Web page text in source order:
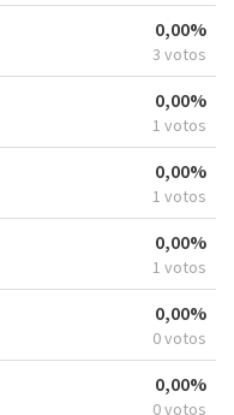
0,00%
3 votos
0,00%
1 votos
0,00%
1 votos
0,00%
1 votos
0,00%
0 votos
0,00%
0 votos